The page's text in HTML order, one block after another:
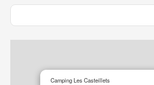
Camping Les Casteillets